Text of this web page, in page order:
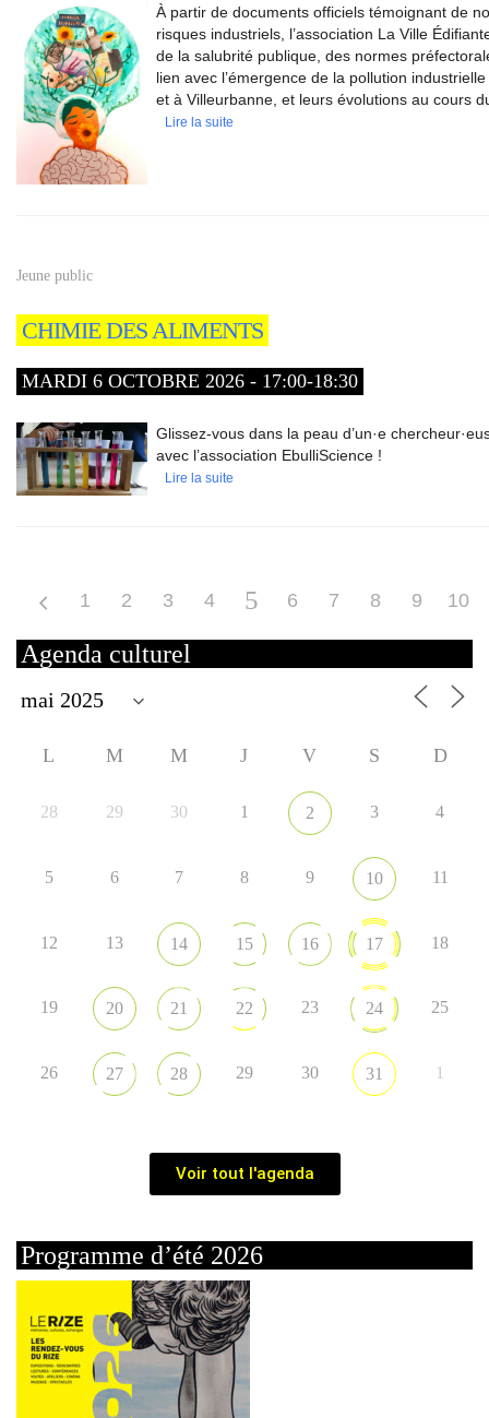
À partir de documents officiels témoignant de
risques industriels, l’association La Ville
de la salubrité publique, des normes
lien avec l’émergence de la pollution
et à Villeurbanne, et leurs évolutions au cours
Lire la suite
Jeune public
CHIMIE DES ALIMENTS
MARDI 6 OCTOBRE 2026 - 17:00-18:30
Glissez-vous dans la peau d’un·e
avec l’association EbulliScience !
Lire la suite
1 2 3 4 5 6 7 8 9 10
Agenda culturel
L M M J V S D
28 29 30 1 2 3 4
5 6 7 8 9 10 11
12 13 14 15 16 17 18
19 20 21 22 23 24 25
26 27 28 29 30 31 1
Voir tout l'agenda
Programme d’été 2026